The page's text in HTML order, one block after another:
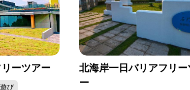
ーツアー
び
北海岸一日バリアフリー
ー